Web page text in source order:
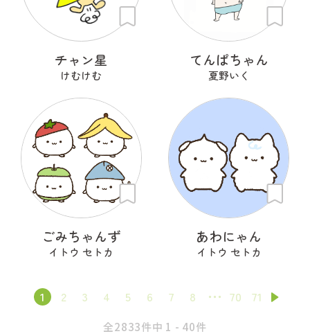
チャン星
けむけむ
てんぱちゃん
夏野いく
ごみちゃんず
イトウ セトカ
あわにゃん
イトウ セトカ
1 2 3 4 5 6 7 8 70 71
全2833件中 1 - 40件